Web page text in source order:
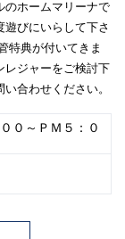
のホームマリーナで
遊びにいらして下さ
特典が付いてきま
レジャーをご検討下
合わせください。
０～ＰＭ５：０